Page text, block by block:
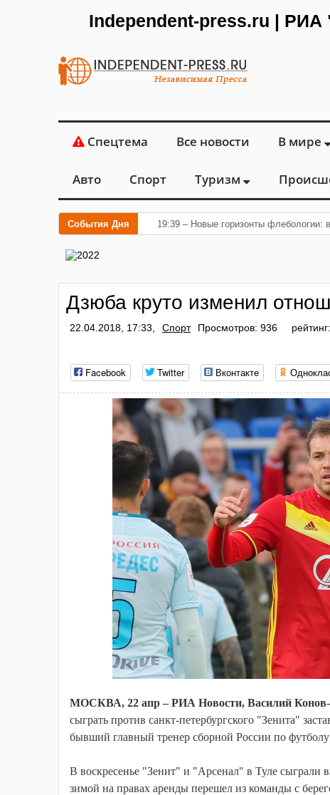
Independent-press.ru | РИА
Спецтема Все новости В мире
Авто Спорт Туризм
События Дня 19:39 – Новые горизонты флебологии:
Дзюба круто изменил
22.04.2018, 17:33, Спорт Просмотров: 936 рейтинг:
Facebook Twitter Вконтакте
МОСКВА, 22 апр – РИА Новости, Василий
сыграть против санкт-петербургского "Зенита"
бывший главный тренер сборной России по
В воскресенье "Зенит" и "Арсенал" в Туле сыграли
зимой на правах аренды перешел из команды с